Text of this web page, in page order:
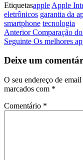
Etiquetasapple Apple
eletrônicos garantia da
smartphone tecnologia
Navegação
de
artigos
Artigo
anterior
Anterior Comparação
Artigo
Seguinte Os melhores
Deixe um
O seu endereço de
marcados com *
Comentário *